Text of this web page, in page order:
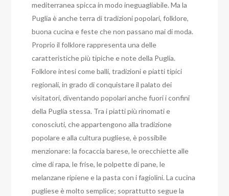
mediterranea spicca in modo ineguagliabile. Ma la
Puglia è anche terra di tradizioni popolari, folklore,
buona cucina e feste che non passano mai di moda.
Proprio il folklore rappresenta una delle
caratteristiche più tipiche e note della Puglia.
Folklore intesi come balli, tradizioni e piatti tipici
regionali, in grado di conquistare il palato dei
visitatori, diventando popolari anche fuori i confini
della Puglia stessa. Tra i piatti più rinomati e
conosciuti, che appartengono alla tradizione
popolare e alla cultura pugliese, è possibile
menzionare: la focaccia barese, le orecchiette alle
cime di rapa, le frise, le polpette di pane, le
melanzane ripiene e la pasta con i fagiolini. La cucina
pugliese è molto semplice; soprattutto segue la